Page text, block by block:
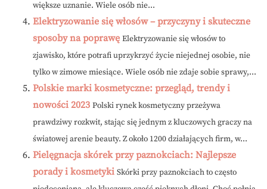
większe uznanie. Wiele osób nie...
Elektryzowanie się włosów – przyczyny i skuteczne
sposoby na poprawę Elektryzowanie się włosów to
zjawisko, które potrafi uprzykrzyć życie niejednej osobie, nie
tylko w zimowe miesiące. Wiele osób nie zdaje sobie sprawy,...
Polskie marki kosmetyczne: przegląd, trendy i
nowości 2023 Polski rynek kosmetyczny przeżywa
prawdziwy rozkwit, stając się jednym z kluczowych graczy na
światowej arenie beauty. Z około 1200 działających firm, w...
Pielęgnacja skórek przy paznokciach: Najlepsze
porady i kosmetyki Skórki przy paznokciach to często